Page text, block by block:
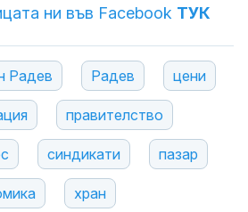
ни във Facebook ТУК
Радев Радев цени
правителство
синдикати пазар
хран